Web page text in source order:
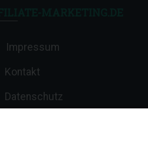
Impressum
Kontakt
Datenschutz